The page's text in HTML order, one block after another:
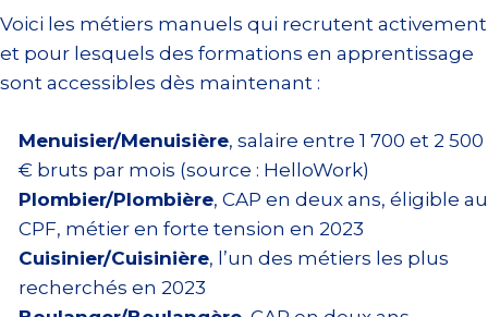
Voici les métiers manuels qui recrutent activement
et pour lesquels des formations en apprentissage
sont accessibles dès maintenant :
Menuisier/Menuisière, salaire entre 1 700 et 2 500
€ bruts par mois (source : HelloWork)
Plombier/Plombière, CAP en deux ans, éligible au
CPF, métier en forte tension en 2023
Cuisinier/Cuisinière, l’un des métiers les plus
recherchés en 2023